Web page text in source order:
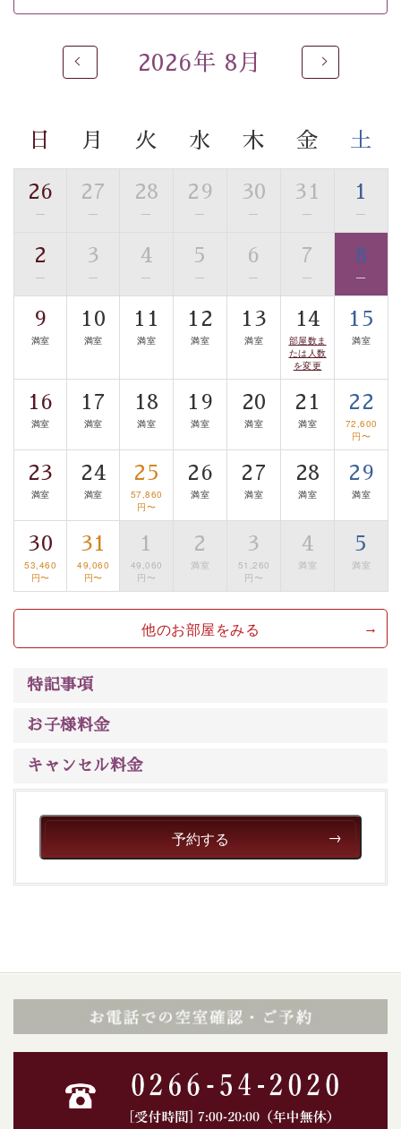
るご入浴をお愉しみください。
■お座敷風呂（大浴場）
す。
※男性大浴場までのご移動には階段がございます。 予め
ご了承のほどお願いいたします。
眺望はございませんが、源泉掛け流しの温泉の質を楽し
む貸切温泉風呂です。ゆったりといやされるプライベー
トな空間をお愉しみください。
【旅】
豊富な知識を持ったドライバー兼ガイドが諏訪大社をご
案内します。 事前ご予約制ですので、ご利用ご希望の方
※交通規制などにより運行できない日がございます
※年末年始及び御柱祭前後は運行しておりません
上諏訪温泉“しんゆ”なら諏訪大社など歴史ある諏訪の街
で心癒されます。
清らかな源泉、自然の恵みあるお食事、諏訪湖に包まれ
るお部屋、 大人のたしなみを感じていただける、美しく
癒される宿で贅沢に幸せのときを安心してお過ごしくだ
2026年 8月
日 月 火 水 木 金 土
26
—
27
—
28
—
29
—
30
—
31
—
1
—
2
—
3
—
4
—
5
—
6
—
7
—
8
—
9
満室
10
満室
11
満室
12
満室
13
満室
14
部屋数ま
たは人数
を変更
15
満室
16
満室
17
満室
18
満室
19
満室
20
満室
21
満室
22
72,600
円〜
23
満室
24
満室
25
57,860
円〜
26
満室
27
満室
28
満室
29
満室
30
53,460
円〜
31
49,060
円〜
1
49,060
円〜
2
満室
3
51,260
円〜
4
満室
5
満室
他のお部屋をみる
特記事項
お子様料金
キャンセル料金
予約する